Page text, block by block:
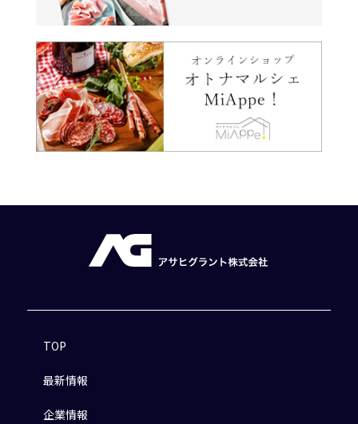
TOP
最新情報
企業情報